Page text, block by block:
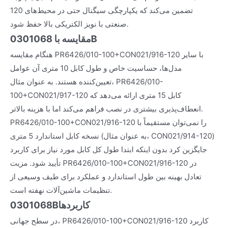
120 تضمین می‌کند که یکپارچگی سیگنال حتی در محیط‌های
صنعتی با نویز الکتریکی بالا حفظ شود.
مقایسه با 0301068B
هنگام مقایسه PR6426/010-100+CON021/916-120 با سایر
مدل‌ها، حساسیت خاص و طول کابل 10 متری آن عوامل
تعیین‌کننده هستند. به عنوان مثال، PR6426/010-
100+CON021/917-120 کابل 15 متری ارائه می‌دهد که
انعطاف‌پذیری بیشتری در نصب فراهم می‌کند اما با هزینه بالاتر.
PR6426/010-100+CON021/916-120 را نمی‌توان مستقیماً با
نسخه کابل استاندارد 5 متری (به عنوان مثال، CON021/914-120)
جایگزین کرد بدون اینکه ابتدا طول کل کابل مورد نیاز برای کاربرد
تأیید شود. مزیت PR6426/010-100+CON021/916-120 در
تعادل بهینه بین طول استاندارد و عملکرد برای طیف وسیعی از
تنظیمات ماشین‌آلات نهفته است.
0301068Bکاربردها
در سطح جهانی، PR6426/010-100+CON021/916-120 کاربرد